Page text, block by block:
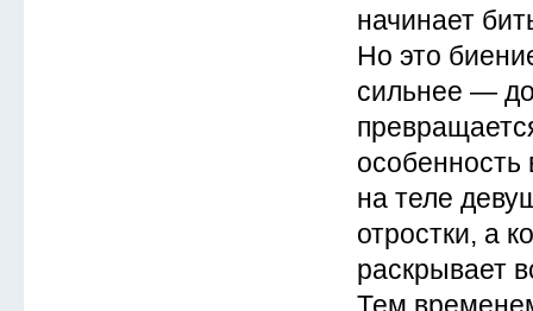
начинает
Но это
сильнее —
на теле
отростки, а
раскрывает